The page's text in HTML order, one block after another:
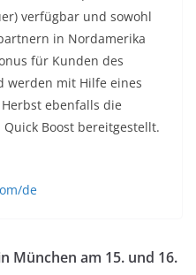
verfügbar und sowohl
in Nordamerika
für Kunden des
werden mit Hilfe eines
ebenfalls die
Boost bereitgestellt.
de
München am 15. und 16.